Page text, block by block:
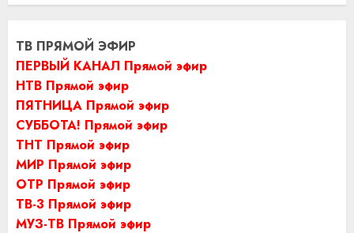
ТВ ПРЯМОЙ ЭФИР
ПЕРВЫЙ КАНАЛ Прямой эфир
НТВ Прямой эфир
ПЯТНИЦА Прямой эфир
СУББОТА! Прямой эфир
ТНТ Прямой эфир
МИР Прямой эфир
ОТР Прямой эфир
ТВ-3 Прямой эфир
МУЗ-ТВ Прямой эфир